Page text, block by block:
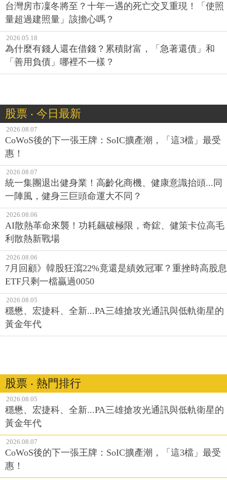
台灣房市凜冬將至？十年一遇的死亡交叉重現！「使照
量超過建照量」該擔心嗎？
2026.05.18
為什麼有錢人還在借錢？累積財富，「急著還債」和
「善用負債」哪裡不一樣？
股票 ‧ 今日最新
2026.08.07
CoWoS後的下一張王牌：SoIC擴產潮，「這3檔」最受
惠！
2026.08.07
統一集團退出健身業！高齡化商機、健康意識抬頭...同
一陣風，健身三巨頭命運大不同？
2026.08.06
AI散熱革命來襲！功耗飆破極限，奇鋐、健策卡位高毛
利散熱新戰場
2026.08.06
7月回顧》韓股狂瀉22%竟還是績效冠軍？重挫時高股息
ETF只剩一檔贏過0050
2026.08.05
穩懋、宏捷科、全新...PA三雄搶攻光通訊與低軌衛星的
黃金年代
股票 ‧ 熱門排行
2026.08.05
穩懋、宏捷科、全新...PA三雄搶攻光通訊與低軌衛星的
黃金年代
2026.08.07
CoWoS後的下一張王牌：SoIC擴產潮，「這3檔」最受
惠！